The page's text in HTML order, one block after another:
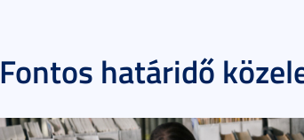
Fontos határidő